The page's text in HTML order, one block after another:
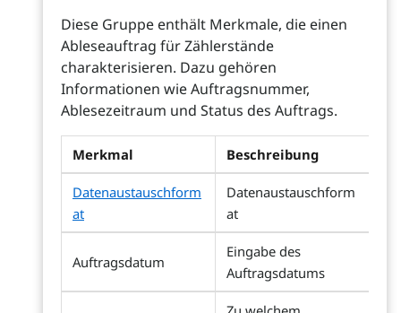
Diese Gruppe enthält Merkmale, die einen
Ableseauftrag für Zählerstände
charakterisieren. Dazu gehören
Informationen wie Auftragsnummer,
Ablesezeitraum und Status des Auftrags.
Merkmal Beschreibung
Datenaustauschform
at
Datenaustauschform
at
Auftragsdatum
Eingabe des
Auftragsdatums